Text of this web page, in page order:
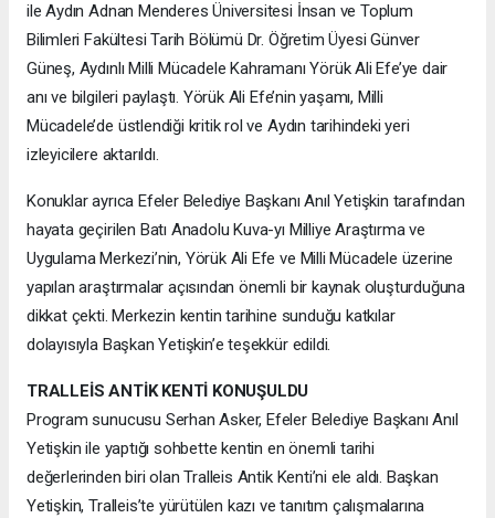
ile Aydın Adnan Menderes Üniversitesi İnsan ve Toplum
Bilimleri Fakültesi Tarih Bölümü Dr. Öğretim Üyesi Günver
Güneş, Aydınlı Milli Mücadele Kahramanı Yörük Ali Efe’ye dair
anı ve bilgileri paylaştı. Yörük Ali Efe’nin yaşamı, Milli
Mücadele’de üstlendiği kritik rol ve Aydın tarihindeki yeri
izleyicilere aktarıldı.
Konuklar ayrıca Efeler Belediye Başkanı Anıl Yetişkin tarafından
hayata geçirilen Batı Anadolu Kuva-yı Milliye Araştırma ve
Uygulama Merkezi’nin, Yörük Ali Efe ve Milli Mücadele üzerine
yapılan araştırmalar açısından önemli bir kaynak oluşturduğuna
dikkat çekti. Merkezin kentin tarihine sunduğu katkılar
dolayısıyla Başkan Yetişkin’e teşekkür edildi.
TRALLEİS ANTİK KENTİ KONUŞULDU
Program sunucusu Serhan Asker, Efeler Belediye Başkanı Anıl
Yetişkin ile yaptığı sohbette kentin en önemli tarihi
değerlerinden biri olan Tralleis Antik Kenti’ni ele aldı. Başkan
Yetişkin, Tralleis’te yürütülen kazı ve tanıtım çalışmalarına